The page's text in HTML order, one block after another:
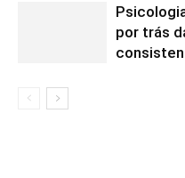
por trás